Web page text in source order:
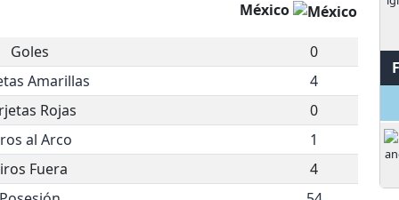
México
Goles
0
Amarillas
4
Rojas
0
al Arco
1
Fuera
4